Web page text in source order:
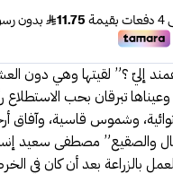
إليّ ؟” لقيتها وهي دون
تبرقان بحب
وشموس قاسية، وآفاق
والصقيع” مصطفى سعيد
بالزراعة بعد أن كان في